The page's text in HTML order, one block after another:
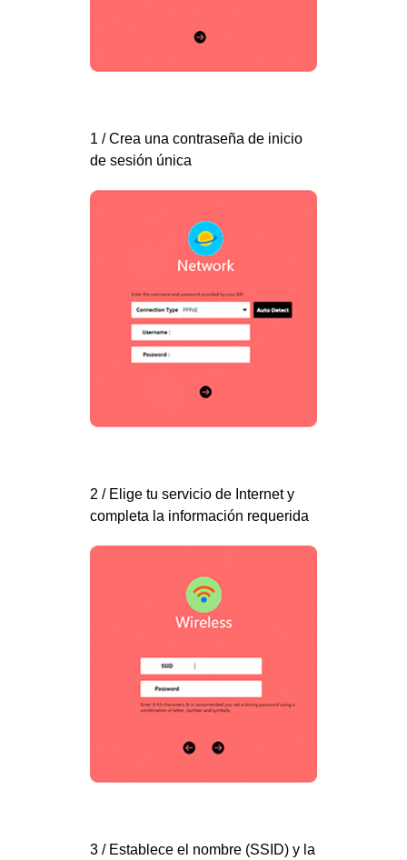
1 / Crea una contraseña de inicio
de sesión única
2 / Elige tu servicio de Internet y
completa la información requerida
3 / Establece el nombre (SSID) y la